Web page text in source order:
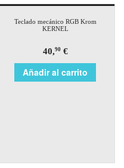
Teclado mecánico RGB Krom
KERNEL
40,90€
Añadir al carrito